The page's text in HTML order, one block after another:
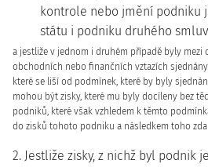
kontrole nebo jmění podniku
státu i podniku druhého
a jestliže v jednom i druhém případě byly mezi
obchodních nebo finančních vztazích
které se liší od podmínek, které by byly
mohou být zisky, které mu byly docíleny bez
podniků, které však vzhledem k těmto
do zisků tohoto podniku a následkem toho
2. Jestliže zisky, z nichž byl podnik